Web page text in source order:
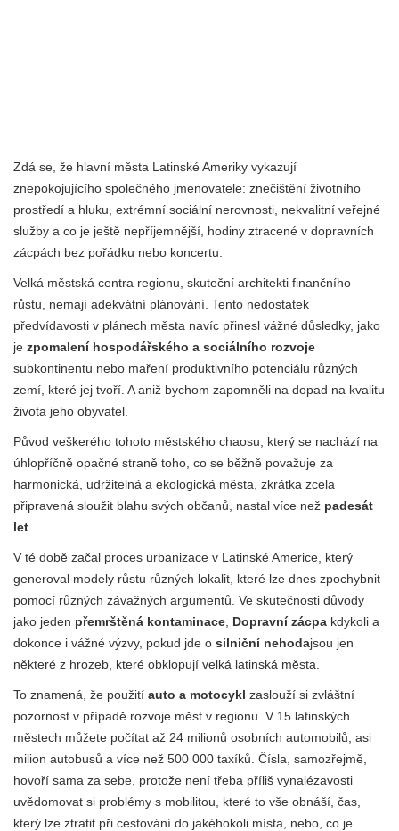
Zdá se, že hlavní města Latinské Ameriky vykazují
znepokojujícího společného jmenovatele: znečištění životního
prostředí a hluku, extrémní sociální nerovnosti, nekvalitní veřejné
služby a co je ještě nepříjemnější, hodiny ztracené v dopravních
zácpách bez pořádku nebo koncertu.
Velká městská centra regionu, skuteční architekti finančního
růstu, nemají adekvátní plánování. Tento nedostatek
předvídavosti v plánech města navíc přinesl vážné důsledky, jako
je zpomalení hospodářského a sociálního rozvoje
subkontinentu nebo maření produktivního potenciálu různých
zemí, které jej tvoří. A aniž bychom zapomněli na dopad na kvalitu
života jeho obyvatel.
Původ veškerého tohoto městského chaosu, který se nachází na
úhlopříčně opačné straně toho, co se běžně považuje za
harmonická, udržitelná a ekologická města, zkrátka zcela
připravená sloužit blahu svých občanů, nastal více než padesát
let
V té době začal proces urbanizace v Latinské Americe, který
generoval modely růstu různých lokalit, které lze dnes zpochybnit
pomocí různých závažných argumentů. Ve skutečnosti důvody
jako jeden přemrštěná kontaminace Dopravní zácpa kdykoli a
dokonce i vážné výzvy, pokud jde o silniční nehodajsou jen
některé z hrozeb, které obklopují velká latinská města.
To znamená, že použití auto a motocykl zaslouží si zvláštní
pozornost v případě rozvoje měst v regionu. V 15 latinských
městech můžete počítat až 24 milionů osobních automobilů, asi
milion autobusů a více než 500 000 taxíků. Čísla, samozřejmě,
hovoří sama za sebe, protože není třeba příliš vynalézavosti
uvědomovat si problémy s mobilitou, které to vše obnáší, čas,
který lze ztratit při cestování do jakéhokoli místa, nebo, co je